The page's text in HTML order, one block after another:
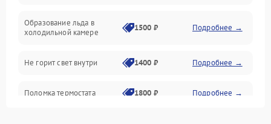
Образование льда в
холодильной камере
1500 ₽ Подробнее →
Не горит свет внутри 1400 ₽ Подробнее →
Поломка термостата 1800 ₽ Подробнее →